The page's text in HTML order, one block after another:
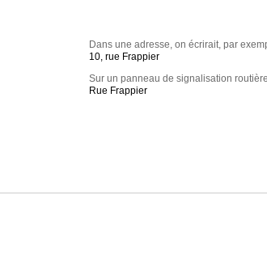
Dans une adresse, on écrirait, par
10, rue Frappier
Sur un panneau de signalisation
Rue Frappier